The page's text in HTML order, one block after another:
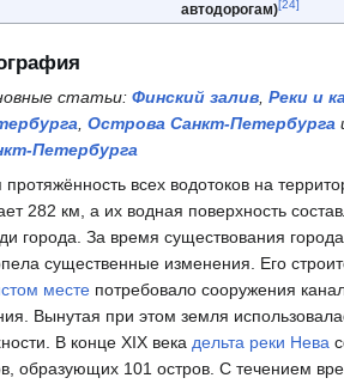
автодорогам)[24]
статьи:Финский залив,Реки и
,Острова Санкт-Петербурга
Петербурга
всех водотоков на
282 км, а их водная поверхность
города. За время существования города
существенные изменения. Его
месте потребовало сооружения
Вынутая при этом земля
В конце XIX века дельта реки Нева
образующих 101 остров. С течением